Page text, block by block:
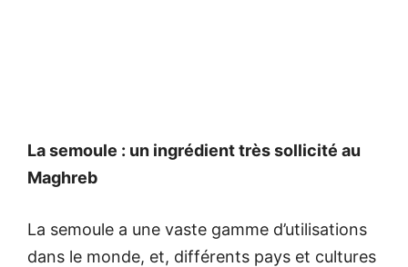
La semoule : un ingrédient très sollicité au
Maghreb
La semoule a une vaste gamme d’utilisations
dans le monde, et, différents pays et cultures